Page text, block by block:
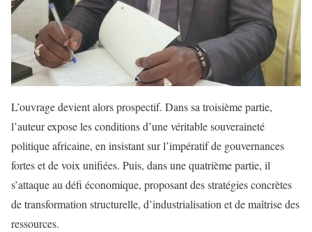
L’ouvrage devient alors prospectif. Dans sa troisième partie,
l’auteur expose les conditions d’une véritable souveraineté
politique africaine, en insistant sur l’impératif de gouvernances
fortes et de voix unifiées. Puis, dans une quatrième partie, il
s’attaque au défi économique, proposant des stratégies concrètes
de transformation structurelle, d’industrialisation et de maîtrise des
ressources.